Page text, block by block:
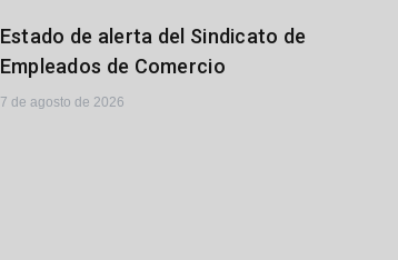
Estado de alerta del Sindicato de
Empleados de Comercio
7 de agosto de 2026